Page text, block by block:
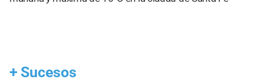
+ Sucesos